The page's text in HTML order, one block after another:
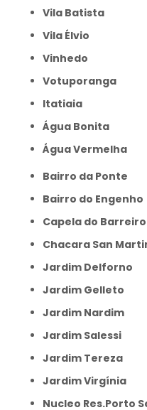
Vila Batista
Vila Élvio
Vinhedo
Votuporanga
itatiaia
Água Bonita
Água Vermelha
Bairro da Ponte
Bairro do Engenho
Capela do Barreiro
Chacara San
Jardim Delforno
Jardim Gelleto
Jardim Nardim
Jardim Salessi
Jardim Tereza
Jardim Virgínia
Nucleo Res.Porto